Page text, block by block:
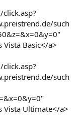
such
Vista Basic</a>
such
Vista Ultimate</a>